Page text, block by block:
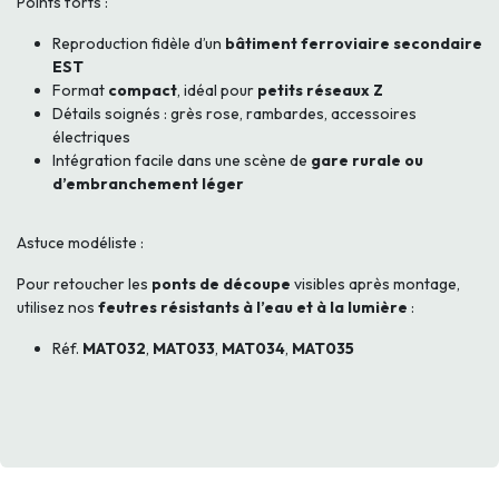
Reproduction fidèle d’un bâtiment ferroviaire secondaire
EST
Format compact, idéal pour petits réseaux Z
Détails soignés : grès rose, rambardes, accessoires
électriques
Intégration facile dans une scène de gare rurale ou
d’embranchement léger
Astuce modéliste :
Pour retoucher les ponts de découpe visibles après montage,
utilisez nos feutres résistants à l’eau et à la lumière :
Réf. MAT032, MAT033, MAT034, MAT035